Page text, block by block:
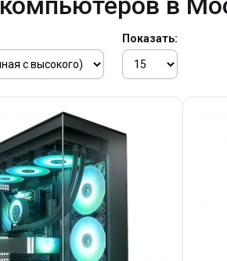
Показать: